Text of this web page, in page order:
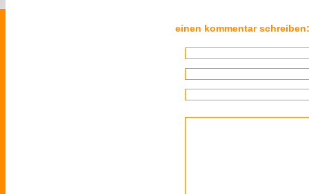
einen kommentar schreiben: